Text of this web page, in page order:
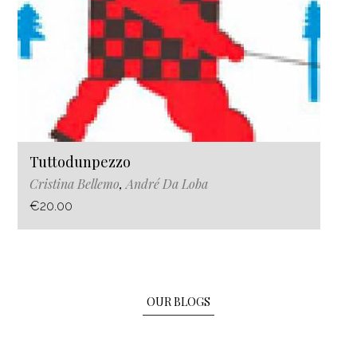
Tuttodunpezzo
Cristina Bellemo,André Da Loba
€20.00
OUR BLOGS